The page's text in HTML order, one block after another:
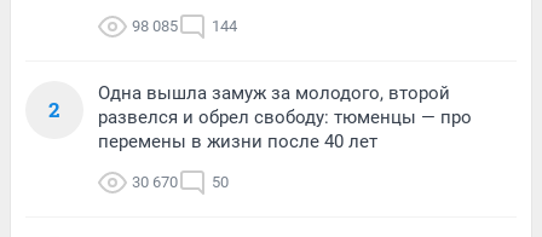
98 085 144
2
Одна вышла замуж за молодого, второй
развелся и обрел свободу: тюменцы — про
перемены в жизни после 40 лет
30 670 50